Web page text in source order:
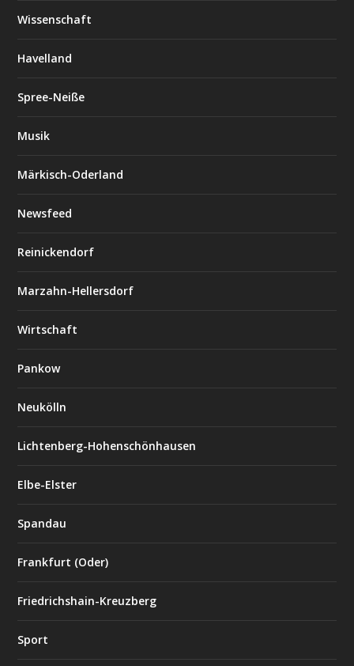
Wissenschaft
Havelland
Spree-Neiße
Musik
Märkisch-Oderland
Newsfeed
Reinickendorf
Marzahn-Hellersdorf
Wirtschaft
Pankow
Neukölln
Lichtenberg-Hohenschönhausen
Elbe-Elster
Spandau
Frankfurt (Oder)
Friedrichshain-Kreuzberg
Sport